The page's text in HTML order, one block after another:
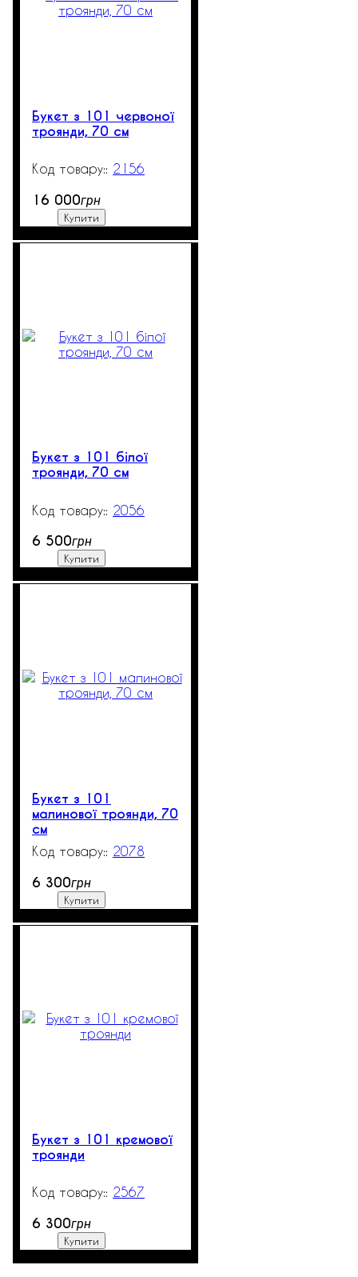
Букет з 101 червоної
троянди, 70 см
2156
16 000грн
Купити
Букет з 101 білої
троянди, 70 см
2056
6 500грн
Купити
Букет з 101
малинової троянди, 70
см
2078
6 300грн
Купити
Букет з 101 кремової
троянди
2567
6 300грн
Купити